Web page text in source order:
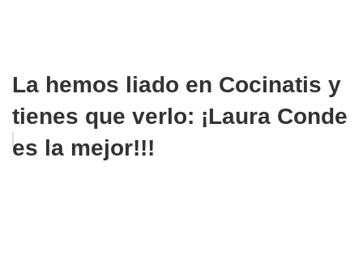
La hemos liado en Cocinatis y
tienes que verlo: ¡Laura Conde
es la mejor!!!